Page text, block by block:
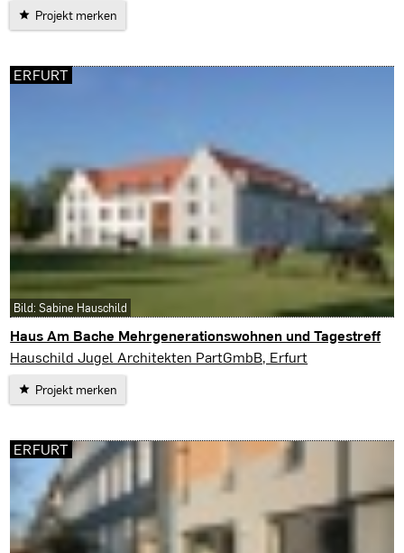
Projekt merken
Haus Am Bache Mehrgenerationswohnen und Tagestreff
Erfurt
Hauschild Jugel Architekten PartGmbB, Erfurt
Projekt merken
ERFURT
Bild: Sabine Hauschild
ERFURT